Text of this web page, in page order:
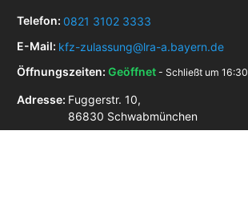
Telefon: 0821 3102 3333
E-Mail: kfz-zulassung@lra-a.bayern.de
Öffnungszeiten: Geöffnet - Schließt um 16:30
Adresse: Fuggerstr. 10,
86830 Schwabmünchen